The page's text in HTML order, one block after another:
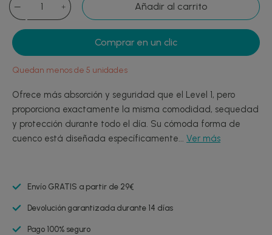
Añadir al carrito
Comprar en un clic
Quedan menos de 5 unidades
Ofrece más absorción y seguridad que el Level 1, pero
proporciona exactamente la misma comodidad, sequedad
y protección durante todo el día. Su cómoda forma de
cuenco está diseñada específicamente... Ver más
Envío GRATIS a partir de 29€
Devolución garantizada durante 14 días
Pago 100% seguro